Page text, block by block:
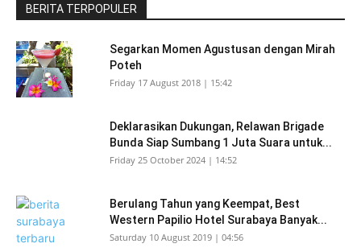
BERITA TERPOPULER
Segarkan Momen Agustusan dengan Mirah
Poteh
Friday 17 August 2018 | 15:42
Deklarasikan Dukungan, Relawan Brigade
Bunda Siap Sumbang 1 Juta Suara untuk...
Friday 25 October 2024 | 14:52
Berulang Tahun yang Keempat, Best
Western Papilio Hotel Surabaya Banyak...
Saturday 10 August 2019 | 04:56